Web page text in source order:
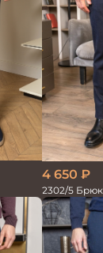
4 650 ₽
2302/5